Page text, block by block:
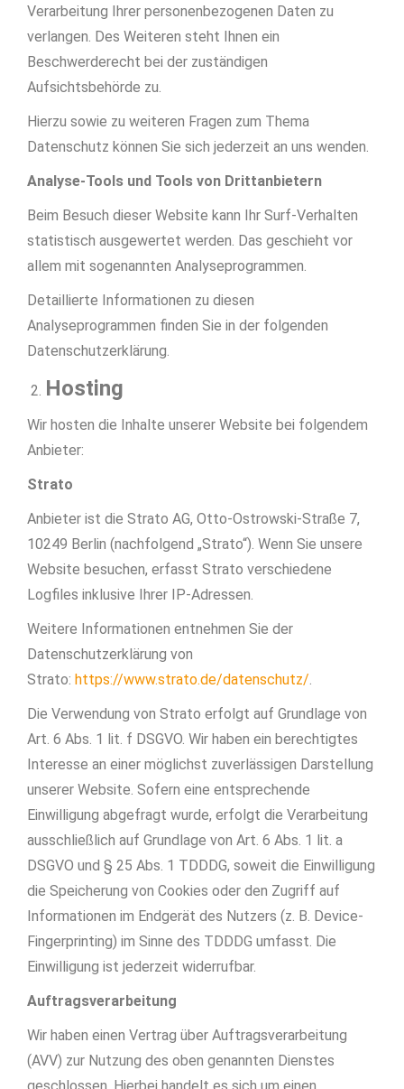
Verarbeitung Ihrer personenbezogenen Daten zu
verlangen. Des Weiteren steht Ihnen ein
Beschwerderecht bei der zuständigen
Aufsichtsbehörde zu.
Hierzu sowie zu weiteren Fragen zum Thema
Datenschutz können Sie sich jederzeit an uns wenden.
Analyse-Tools und Tools von Dritt­anbietern
Beim Besuch dieser Website kann Ihr Surf-Verhalten
statistisch ausgewertet werden. Das geschieht vor
allem mit sogenannten Analyseprogrammen.
Detaillierte Informationen zu diesen
Analyseprogrammen finden Sie in der folgenden
Datenschutzerklärung.
Hosting
Wir hosten die Inhalte unserer Website bei folgendem
Anbieter:
Strato
Anbieter ist die Strato AG, Otto-Ostrowski-Straße 7,
10249 Berlin (nachfolgend „Strato“). Wenn Sie unsere
Website besuchen, erfasst Strato verschiedene
Logfiles inklusive Ihrer IP-Adressen.
Weitere Informationen entnehmen Sie der
Datenschutzerklärung von
Strato: https://www.strato.de/datenschutz/.
Die Verwendung von Strato erfolgt auf Grundlage von
Art. 6 Abs. 1 lit. f DSGVO. Wir haben ein berechtigtes
Interesse an einer möglichst zuverlässigen Darstellung
unserer Website. Sofern eine entsprechende
Einwilligung abgefragt wurde, erfolgt die Verarbeitung
ausschließlich auf Grundlage von Art. 6 Abs. 1 lit. a
DSGVO und § 25 Abs. 1 TDDDG, soweit die Einwilligung
die Speicherung von Cookies oder den Zugriff auf
Informationen im Endgerät des Nutzers (z. B. Device-
Fingerprinting) im Sinne des TDDDG umfasst. Die
Einwilligung ist jederzeit widerrufbar.
Auftragsverarbeitung
Wir haben einen Vertrag über Auftragsverarbeitung
(AVV) zur Nutzung des oben genannten Dienstes